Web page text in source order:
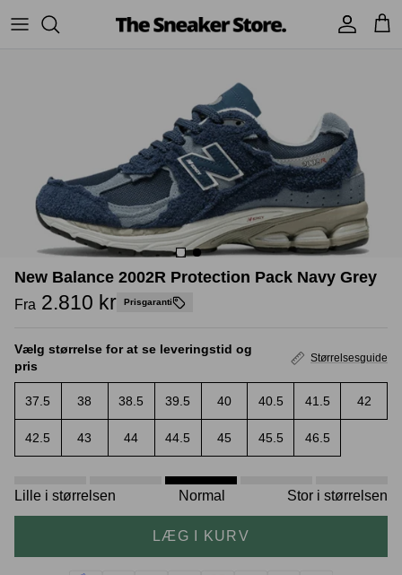
UGG
Yeezy
Jordans
Andre brands
BAPE - A Bathing Ape
TSS Collection
Accessories Sneaker boks
Crease protectors Skotræ
New Balance 2002R Protection Pack Navy Grey
Fra 2.810 kr Prisgaranti
Vælg størrelse for at se leveringstid og
pris
Størrelsesguide
37.5 38 38.5 39.5 40 40.5 41.5 42
42.5 43 44 44.5 45 45.5 46.5
Lille i størrelsen Normal Stor i størrelsen
LÆG I KURV